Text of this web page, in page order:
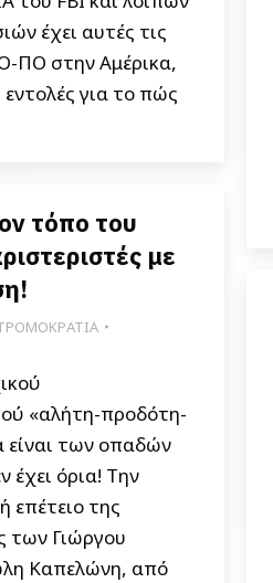
έχει αυτές τις
ΠΟ στην Αμέρικα,
εντολές για το πώς
τόπο του
με
«αλήτη-προδότη-
των οπαδών
όρια! Την
επέτειο της
των Γιώργου
Καπελώνη, από